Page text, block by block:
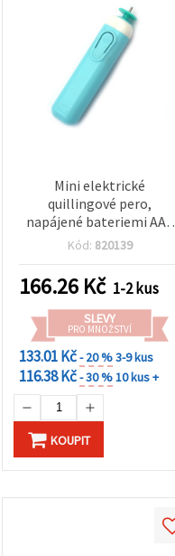
Mini elektrické
quillingové pero,
napájené bateriemi AAA
1,5 V - 2,7 x 11 x 2 cm
Kód: 820139
166.26 Kč 1-2 kus
SLEVY
PRO MNOŽSTVÍ
133.01 Kč- 20 %3-9 kus
116.38 Kč- 30 %10 kus +
KOUPIT